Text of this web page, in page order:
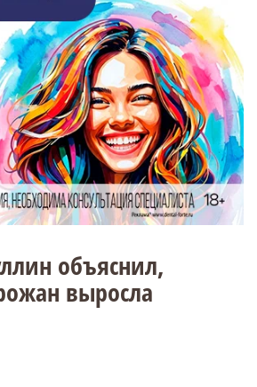
объяснил,
выросла